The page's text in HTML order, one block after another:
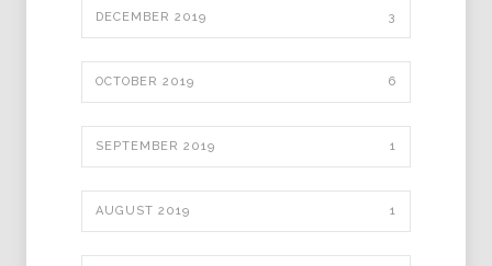
DECEMBER 2019 3
OCTOBER 2019 6
SEPTEMBER 2019 1
AUGUST 2019 1